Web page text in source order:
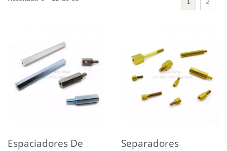
1 2
Espaciadores De
Separadores